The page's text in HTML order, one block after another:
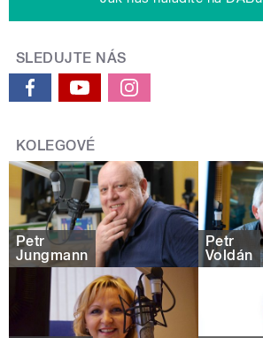
SLEDUJTE NÁS
KOLEGOVÉ
Petr
Jungmann
Petr
Voldán